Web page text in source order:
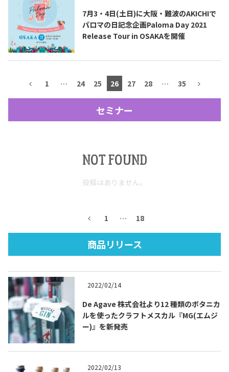
メキシコの記念日
トピックス一覧
Topics List
お問合せ テキーラ・メスカルが飲める
バー＆レストラン
Bar & Restaurant
7月3・4日(土日)に大阪・難波のAKICHIで
パロマの日記念企画Paloma Day 2021
Release Tour in OSAKAを開催
1 … 24 25 26 27 28 … 35
セミナー
NOT FOUND
投稿はありません。
1 … 18
商品リリース
2022/02/14
De Agave 株式会社より12 種類のボタニカ
ルを使ったクラフトメスカル『MG(エムジ
ー)』を新発売
2022/02/13